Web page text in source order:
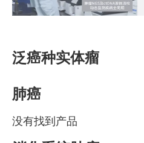
泛癌种实体瘤
肺癌
没有找到产品